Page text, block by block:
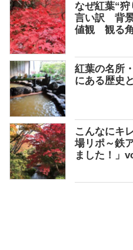
なぜ紅葉“
言い訳 背景
値観 観る
紅葉の名所
にある歴史
こんなにキ
場リポ～鉄
ました！」